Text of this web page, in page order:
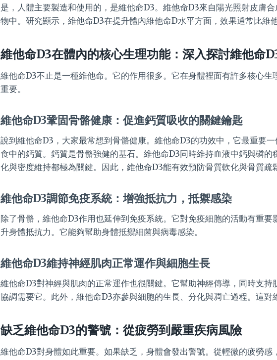
是，人體主要製造和使用的，是維他命D3。維他命D3來自陽光照射皮膚
物中。研究顯示，維他命D3在提升體內維他命D水平方面，效果通常比維
維他命D3在體內的核心生理功能：深入探討維他命
維他命D3不止是一種維他命。它的作用很多。它在身體裡面有許多核心生
重要。
維他命D3鞏固骨骼健康：促進鈣質吸收的關鍵鑰匙
說到維他命D3，大家最常想到骨骼健康。維他命D3的功效中，它最重要
食中的鈣質。鈣質是骨骼強健的基石。維他命D3同時維持血液中鈣與磷
化與密度維持都極為關鍵。因此，維他命D3能有效預防骨質軟化與骨質疏
維他命D3調節免疫系統：增強抵抗力，抵禦感染
除了骨骼，維他命D3作用也延伸到免疫系統。它對免疫細胞的活動有重
升身體抵抗力。它能夠幫助身體抵禦細菌與病毒感染。
維他命D3維持神經肌肉正常運作與細胞生長
維他命D3對神經與肌肉的正常運作也很關鍵。它幫助神經傳導，同時支持
協調需要它。此外，維他命D3亦參與細胞的生長、分化與凋亡過程。這對
缺乏維他命D3的警號：從疲勞到嚴重疾病風險
維他命D3對身體如此重要。如果缺乏，身體會發出警號。從輕微的疲勞